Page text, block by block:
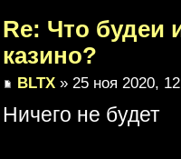
Re: Что будеи
казино?
BLTX» 25 ноя 2020,
Ничего не будет